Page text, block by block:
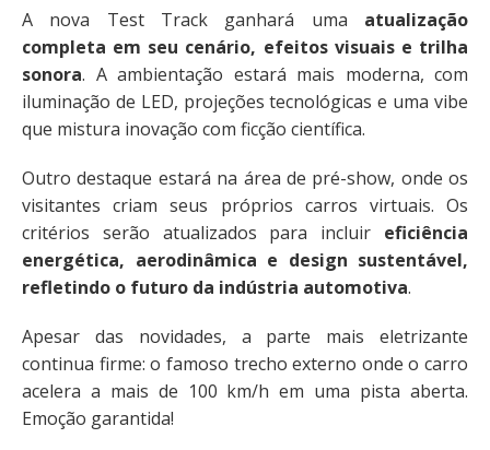
A nova Test Track ganhará uma atualização
completa em seu cenário, efeitos visuais e trilha
sonora. A ambientação estará mais moderna, com
iluminação de LED, projeções tecnológicas e uma vibe
que mistura inovação com ficção científica.
Outro destaque estará na área de pré-show, onde os
visitantes criam seus próprios carros virtuais. Os
critérios serão atualizados para incluir eficiência
energética, aerodinâmica e design sustentável,
refletindo o futuro da indústria automotiva.
Apesar das novidades, a parte mais eletrizante
continua firme: o famoso trecho externo onde o carro
acelera a mais de 100 km/h em uma pista aberta.
Emoção garantida!